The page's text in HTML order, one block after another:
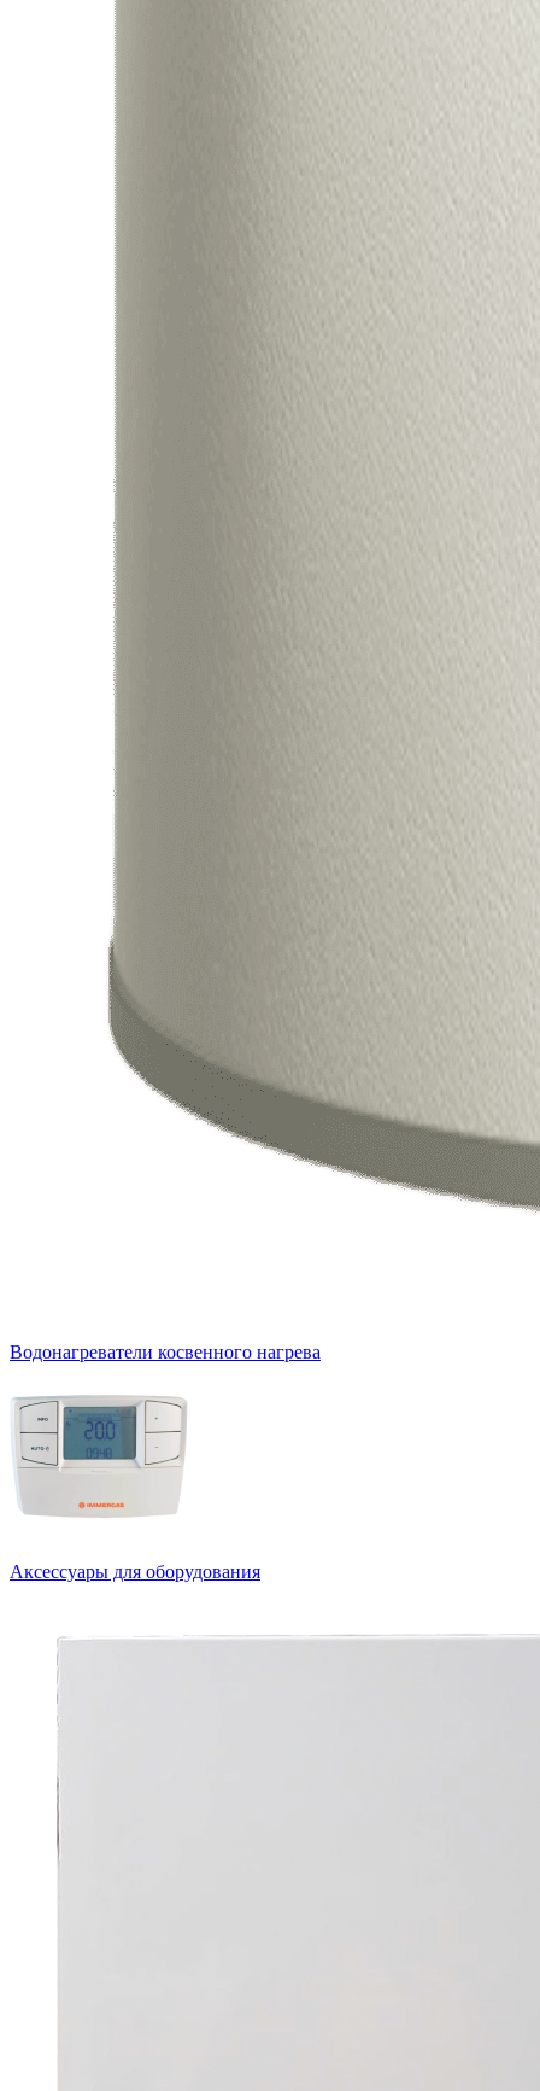
Водонагреватели косвенного нагрева
Аксессуары для оборудования